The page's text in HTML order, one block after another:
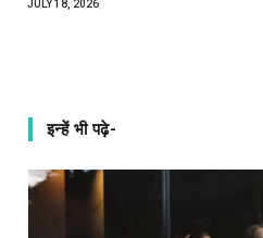
JULY 18, 2026
इन्हें भी पढ़े-